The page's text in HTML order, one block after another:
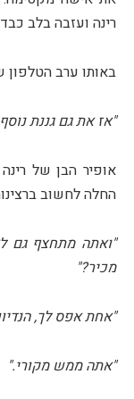
רינה ועזבה בלב
באותו ערב
"אז את גם גננת
אופיר הבן של
החלה לחשוב
"ואתה מתחצף גם
מכיר?"
"אחת אפס לך,
"אתה ממש מקורי."